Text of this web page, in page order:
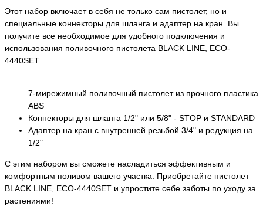
Этот набор включает в себя не только сам пистолет, но и
специальные коннекторы для шланга и адаптер на кран. Вы
получите все необходимое для удобного подключения и
использования поливочного пистолета BLACK LINE, ECO-
4440SET.
7-мирежимный поливочный пистолет из прочного пластика
ABS
Коннекторы для шланга 1/2" или 5/8" - STOP и STANDARD
Адаптер на кран с внутренней резьбой 3/4" и редукция на
1/2"
С этим набором вы сможете насладиться эффективным и
комфортным поливом вашего участка. Приобретайте пистолет
BLACK LINE, ECO-4440SET и упростите себе заботы по уходу за
растениями!